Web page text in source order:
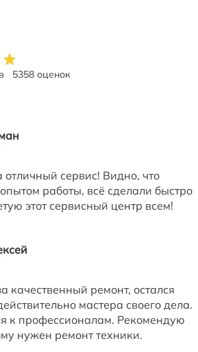
5358 оценок
отличный сервис! Видно, что
работы, всё сделали быстро
этот сервисный центр всем!
качественный ремонт, остался
мастера своего дела.
к профессионалам. Рекомендую
нужен ремонт техники.